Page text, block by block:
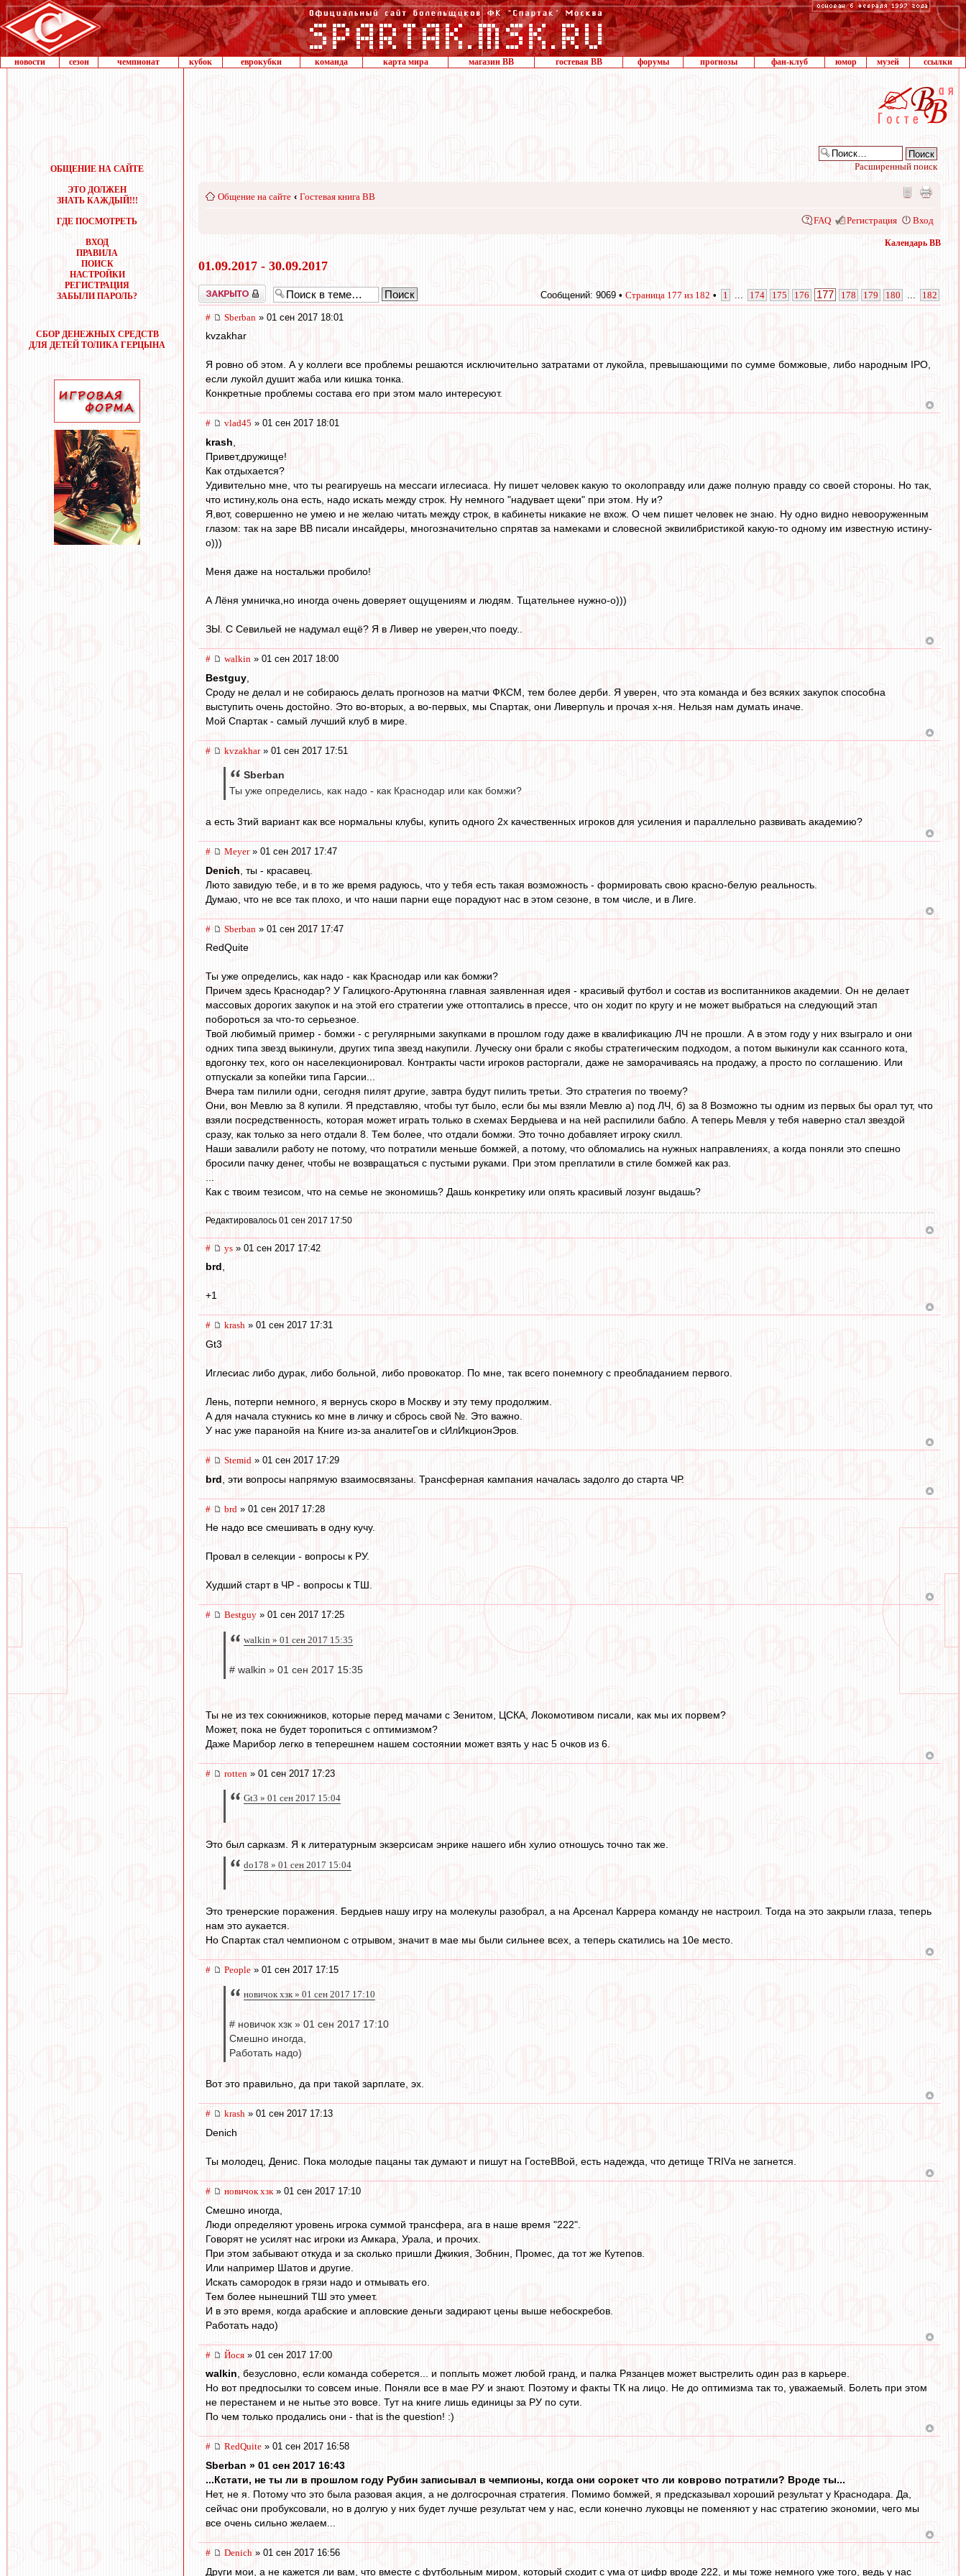
новости сезон чемпионат кубок еврокубки команда карта мира магазин ВВ гостевая ВВ форумы прогнозы фан-клуб юмор музей ссылки
ОБЩЕНИЕ НА САЙТЕ
ЭТО ДОЛЖЕН
ЗНАТЬ КАЖДЫЙ!!!
ГДЕ ПОСМОТРЕТЬ
ВХОД
ПРАВИЛА
ПОИСК
НАСТРОЙКИ
РЕГИСТРАЦИЯ
ЗАБЫЛИ ПАРОЛЬ?
СБОР ДЕНЕЖНЫХ СРЕДСТВ
ДЛЯ ДЕТЕЙ ТОЛИКА ГЕРЦЫНА
Расширенный поиск
Общение на сайте ‹ Гостевая книга ВВ
FAQ Регистрация Вход
Календарь ВВ
01.09.2017 - 30.09.2017
Закрыто Сообщений: 9069 • Страница 177 из 182 • 1 174 175 176 177 178 179 180 182
# Sberban » 01 сен 2017 18:01
kvzakhar
Я ровно об этом. А у коллеги все проблемы решаются исключительно затратами от лукойла, превышающими по сумме бомжовые, либо народным IPO,
если лукойл душит жаба или кишка тонка.
Конкретные проблемы состава его при этом мало интересуют.
# vlad45 » 01 сен 2017 18:01
krash
Привет,дружище!
Как отдыхается?
Удивительно мне, что ты реагируешь на мессаги иглесиаса. Ну пишет человек какую то околоправду или даже полную правду со своей стороны. Но так,
что истину,коль она есть, надо искать между строк. Ну немного "надувает щеки" при этом. Ну и?
Я,вот, совершенно не умею и не желаю читать между строк, в кабинеты никакие не вхож. О чем пишет человек не знаю. Ну одно видно невооруженным
глазом: так на заре ВВ писали инсайдеры, многозначительно спрятав за намеками и словесной эквилибристикой какую-то одному им известную истину-
о)))
Меня даже на ностальжи пробило!
А Лёня умничка,но иногда очень доверяет ощущениям и людям. Тщательнее нужно-о)))
ЗЫ. С Севильей не надумал ещё? Я в Ливер не уверен,что поеду..
# walkin » 01 сен 2017 18:00
Bestguy
Сроду не делал и не собираюсь делать прогнозов на матчи ФКСМ, тем более дерби. Я уверен, что эта команда и без всяких закупок способна
выступить очень достойно. Это во-вторых, а во-первых, мы Спартак, они Ливерпуль и прочая х-ня. Нельзя нам думать иначе.
Мой Спартак - самый лучший клуб в мире.
# kvzakhar» 01 сен 2017 17:51
Sberban
Ты уже определись, как надо - как Краснодар или как бомжи?
а есть 3тий вариант как все нормальны клубы, купить одного 2х качественных игроков для усиления и параллельно развивать академию?
# Meyer» 01 сен 2017 17:47
Denich , ты - красавец.
Люто завидую тебе, и в то же время радуюсь, что у тебя есть такая возможность - формировать свою красно-белую реальность.
Думаю, что не все так плохо, и что наши парни еще порадуют нас в этом сезоне, в том числе, и в Лиге.
# Sberban » 01 сен 2017 17:47
RedQuite
Ты уже определись, как надо - как Краснодар или как бомжи?
Причем здесь Краснодар? У Галицкого-Арутюняна главная заявленная идея - красивый футбол и состав из воспитанников академии. Он не делает
массовых дорогих закупок и на этой его стратегии уже оттоптались в прессе, что он ходит по кругу и не может выбраться на следующий этап
побороться за что-то серьезное.
Твой любимый пример - бомжи - с регулярными закупками в прошлом году даже в квалификацию ЛЧ не прошли. А в этом году у них взыграло и они
одних типа звезд выкинули, других типа звезд накупили. Луческу они брали с якобы стратегическим подходом, а потом выкинули как ссанного кота,
вдогонку тех, кого он населекционировал. Контракты части игроков расторгали, даже не заморачиваясь на продажу, а просто по соглашению. Или
отпускали за копейки типа Гарсии...
Вчера там пилили одни, сегодня пилят другие, завтра будут пилить третьи. Это стратегия по твоему?
Они, вон Мевлю за 8 купили. Я представляю, чтобы тут было, если бы мы взяли Мевлю а) под ЛЧ, б) за 8 Возможно ты одним из первых бы орал тут, что
взяли посредственность, которая может играть только в схемах Бердыева и на ней распилили бабло. А теперь Мевля у тебя наверно стал звездой
сразу, как только за него отдали 8. Тем более, что отдали бомжи. Это точно добавляет игроку скилл.
Наши завалили работу не потому, что потратили меньше бомжей, а потому, что обломались на нужных направлениях, а когда поняли это спешно
бросили пачку денег, чтобы не возвращаться с пустыми руками. При этом преплатили в стиле бомжей как раз.
...
Как с твоим тезисом, что на семье не экономишь? Дашь конкретику или опять красивый лозунг выдашь?
Редактировалось 01 сен 2017 17:50
# ys » 01 сен 2017 17:42
brd,
+1
# krash » 01 сен 2017 17:31
Gt3
Иглесиас либо дурак, либо больной, либо провокатор. По мне, так всего понемногу с преобладанием первого.
Лень, потерпи немного, я вернусь скоро в Москву и эту тему продолжим.
А для начала стукнись ко мне в личку и сбрось свой №. Это важно.
У нас уже паранойя на Книге из-за аналитеГов и сИлИкционЭров.
# Stemid » 01 сен 2017 17:29
brd , эти вопросы напрямую взаимосвязаны. Трансферная кампания началась задолго до старта ЧР.
# brd » 01 сен 2017 17:28
Не надо все смешивать в одну кучу.
Провал в селекции - вопросы к РУ.
Худший старт в ЧР - вопросы к ТШ.
# Bestguy » 01 сен 2017 17:25
walkin » 01 сен 2017 15:35
# walkin » 01 сен 2017 15:35
Ты не из тех сокнижников, которые перед мачами с Зенитом, ЦСКА, Локомотивом писали, как мы их порвем?
Может, пока не будет торопиться с оптимизмом?
Даже Марибор легко в теперешнем нашем состоянии может взять у нас 5 очков из 6.
# rotten » 01 сен 2017 17:23
Gt3 » 01 сен 2017 15:04
Это был сарказм. Я к литературным экзерсисам энрике нашего ибн хулио отношусь точно так же.
do178 » 01 сен 2017 15:04
Это тренерские поражения. Бердыев нашу игру на молекулы разобрал, а на Арсенал Каррера команду не настроил. Тогда на это закрыли глаза, теперь
нам это аукается.
Но Спартак стал чемпионом с отрывом, значит в мае мы были сильнее всех, а теперь скатились на 10е место.
# People » 01 сен 2017 17:15
новичок хзк » 01 сен 2017 17:10
# новичок хзк » 01 сен 2017 17:10
Смешно иногда,
Работать надо)
Вот это правильно, да при такой зарплате, эх.
# krash » 01 сен 2017 17:13
Denich
Ты молодец, Денис. Пока молодые пацаны так думают и пишут на ГостеВВой, есть надежда, что детище TRIVа не загнется.
# новичок хзк» 01 сен 2017 17:10
Смешно иногда,
Люди определяют уровень игрока суммой трансфера, ага в наше время "222".
Говорят не усилят нас игроки из Амкара, Урала, и прочих.
При этом забывают откуда и за сколько пришли Джикия, Зобнин, Промес, да тот же Кутепов.
Или например Шатов и другие.
Искать самородок в грязи надо и отмывать его.
Тем более нынешний ТШ это умеет.
И в это время, когда арабские и апловские деньги задирают цены выше небоскребов.
Работать надо)
# Йося » 01 сен 2017 17:00
walkin, безусловно, если команда соберется... и поплыть может любой гранд, и палка Рязанцев может выстрелить один раз в карьере.
Но вот предпосылки то совсем иные. Поняли все в мае РУ и знают. Поэтому и факты ТК на лицо. Не до оптимизма так то, уважаемый. Болеть при этом
не перестанем и не нытье это вовсе. Тут на книге лишь единицы за РУ по сути.
По чем только продались они - that is the question! :)
# RedQuite » 01 сен 2017 16:58
Sberban » 01 сен 2017 16:43
...Кстати, не ты ли в прошлом году Рубин записывал в чемпионы, когда они сорокет что ли коврово потратили? Вроде ты...
Нет, не я. Потому что это была разовая акция, а не долгосрочная стратегия. Помимо бомжей, я предсказывал хороший результат у Краснодара. Да,
сейчас они пробуксовали, но в долгую у них будет лучше результат чем у нас, если конечно луковцы не поменяют у нас стратегию экономии, чего мы
все очень сильно желаем...
# Denich » 01 сен 2017 16:56
Други мои, а не кажется ли вам, что вместе с футбольным миром, который сходит с ума от цифр вроде 222, и мы тоже немного уже того, ведь у нас